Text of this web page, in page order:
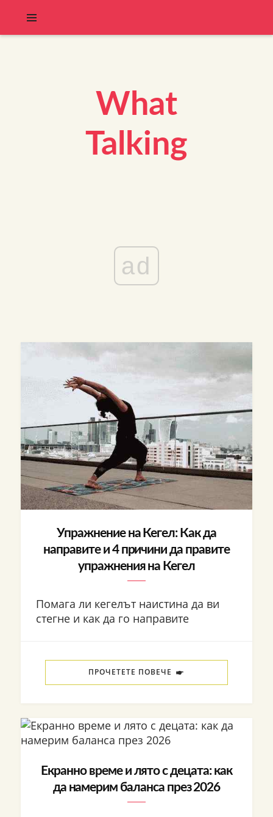
What
Talking
ad
Упражнение на Кегел: Как да
направите и 4 причини да правите
упражнения на Кегел
Помага ли кегелът наистина да ви
стегне и как да го направите
ПРОЧЕТЕТЕ ПОВЕЧЕ
Екранно време и лято с децата: как
да намерим баланса през 2026